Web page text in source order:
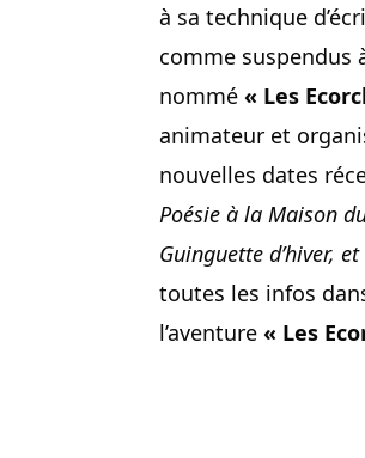
à sa technique
comme suspendus
nommé « Les
animateur et
nouvelles dates
Poésie à la Maison
Guinguette d’hiver,
toutes les infos
l’aventure « Les